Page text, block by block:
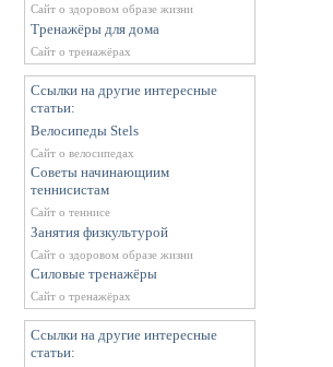
Сайт о здоровом образе жизни
Тренажёры для дома
Сайт о тренажёрах
Ссылки на другие интересные
статьи:
Велосипеды Stels
Сайт о велосипедах
Советы начинающиим
теннисистам
Сайт о теннисе
Занятия физкультурой
Сайт о здоровом образе жизни
Силовые тренажёры
Сайт о тренажёрах
Ссылки на другие интересные
статьи: